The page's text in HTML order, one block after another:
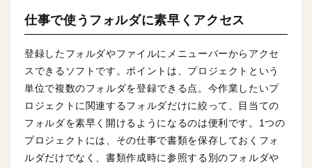
仕事で使うフォルダに素早くアクセス
登録したフォルダやファイルにメニューバーからアクセ
スできるソフトです。ポイントは、プロジェクトという
単位で複数のフォルダを登録できる点。今作業したいプ
ロジェクトに関連するフォルダだけに絞って、目当ての
フォルダを素早く開けるようになるのは便利です。1つの
プロジェクトには、その仕事で書類を保存しておくフォ
ルダだけでなく、書類作成時に参照する別のフォルダや